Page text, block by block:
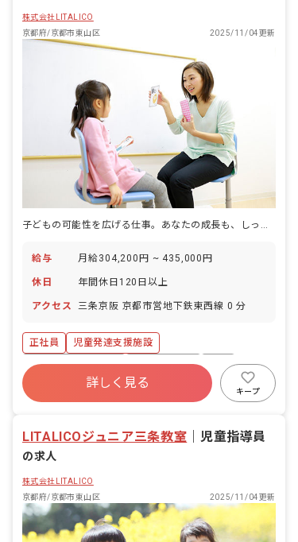
株式会社LITALICO
京都府/京都市東山区
2025/11/04更新
給与 月給304,200円 ~ 435,000円
休日 年間休日120日以上
アクセス 三条京阪 京都市営地下鉄東西線 0 分
正社員
児童発達支援施設
年間休日120日以上
社会保険完備
昇給昇進あり
産休育休制度
未経験歓迎
詳しく見る
キープ
LITALICOジュニア三条教室 児童指導員
の求人
株式会社LITALICO
京都府/京都市東山区
2025/11/04更新